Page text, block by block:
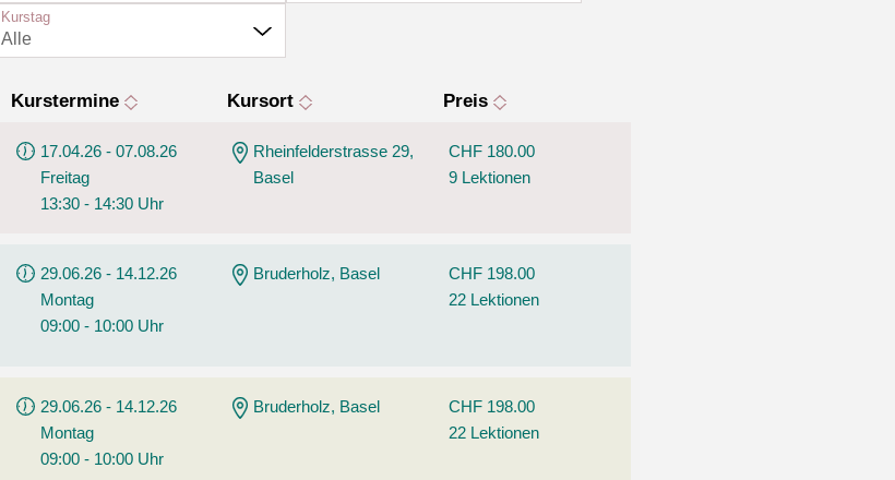
Tanz
Wassersport
Kurstag
Alle
Kurstermine Kursort Preis
17.04.26 - 07.08.26
Freitag
13:30 - 14:30 Uhr
Rheinfelderstrasse 29,
Basel
CHF 180.00
9 Lektionen
29.06.26 - 14.12.26
Montag
09:00 - 10:00 Uhr
Bruderholz, Basel
CHF 198.00
22 Lektionen
29.06.26 - 14.12.26
Montag
09:00 - 10:00 Uhr
Bruderholz, Basel
CHF 198.00
22 Lektionen